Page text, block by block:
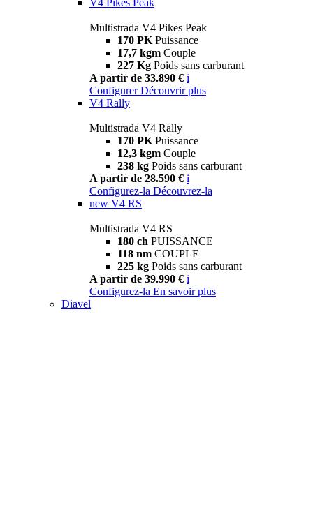
Multistrada V4 Pikes Peak
170 PK Puissance
17,7 kgm Couple
227 Kg Poids sans carburant
A partir de 33.890 € i
Configurer Découvrir plus
V4 Rally
Multistrada V4 Rally
170 PK Puissance
12,3 kgm Couple
238 kg Poids sans carburant
A partir de 28.590 € i
Configurez-la Découvrez-la
new V4 RS
Multistrada V4 RS
180 ch PUISSANCE
118 nm COUPLE
225 kg Poids sans carburant
A partir de 39.990 € i
Configurez-la En savoir plus
Diavel